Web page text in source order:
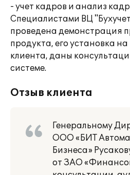
- учет кадров и анализ
Специалистами ВЦ
проведена демонстрация
продукта, его установка
клиента, даны
системе.
Отзыв клиента
Генеральному
ООО «БИТ
Бизнеса»
от ЗАО